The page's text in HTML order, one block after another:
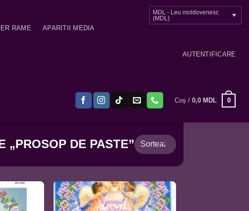
RAME APARITII MEDIA
MDL - Leu moldovenesc
(MDL)
AUTENTIFICARE
Coș /0,0 MDL 0
„PROSOP DE PASTE”